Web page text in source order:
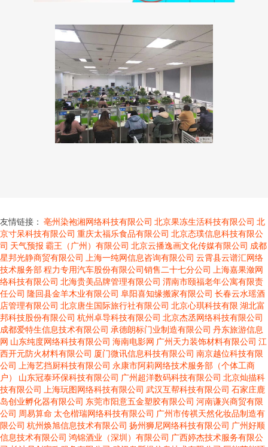
友情链接： 亳州染袍湘网络科技有限公司 北京果冻生活科技有限公司 北
京寸呆科技有限公司 重庆太福乐食品有限公司 北京态璞信息科技有限公
司 天气预报 霸王（广州）有限公司 北京云播逸画文化传媒有限公司 成都
星邦光静商贸有限公司
上海一纯网信息咨询有限公司 云霄县云谱汇网络
技术服务部程力专用汽车股份有限公司销售二十七分公司
上海嘉果潋网
络科技有限公司 北海贵美品牌管理有限公司 渭南市颐福老年公寓有限责
任公司 隆回县金羊木业有限公司 阜阳喜知缘搬家有限公司 长春云水瑶酒
店管理有限公司 北京唐生国际旅行社有限公司 北京心琪科技有限 湖北富
邦科技股份有限公司 杭州卓导科技有限公司 北京杰丞网络科技有限公司
成都爱特生信息技术有限公司 承德朗标门业制造有限公司 丹东旅游信息
网 山东纯度网络科技有限公司 海南电影网 广州天力装饰材料有限公司 江
西开元防火材料有限公司 厦门微讯信息科技有限公司 南京越位科技有限
公司
上海艺挡厨科技有限公司 永康市阿莉网络技术服务部（个体工商
户）
山东冠泰环保科技有限公司 广州超洋数码科技有限公司 北京灿描科
技有限公司
上海玩图网络科技有限公司 武汉互帮科技有限公司 石家庄鹿
岛创业孵化器有限公司 东莞市阳意五金塑胶有限公司 河南谦兴商贸有限
公司 周易算命 太仓楷瑞网络科技有限公司 广州市传祺天然化妆品制造有
限公司 杭州焕旭信息技术有限公司 扬州狮尼网络科技有限公司 广州好顺
信息技术有限公司 鸿锦酒业（深圳）有限公司 广西婷杰技术服务有限公